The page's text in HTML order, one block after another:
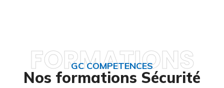
GC COMPETENCES
Nos formations Sécurité
FORMATIONS